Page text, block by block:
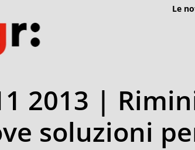
Le
2013 |
soluzioni